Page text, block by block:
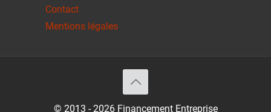
Contact
Mentions légales
© 2013 - 2026 Financement Entreprise